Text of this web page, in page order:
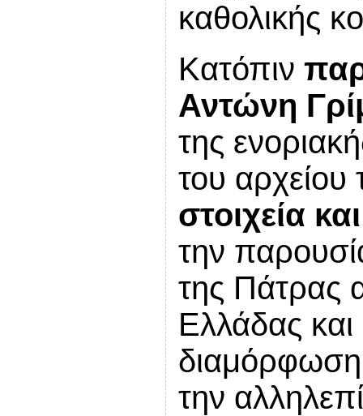
καθολικής
Κατόπιν
Αντώνη
της
του αρχείου
στοιχεία
την
της Πάτρας
Ελλάδας και
διαμόρφωση
την